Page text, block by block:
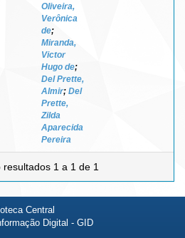
Oliveira,
Verônica
de;
Miranda,
Victor
Hugo de;
Del Prette,
Almir; Del
Prette,
Zilda
Aparecida
Pereira
resultados 1 a 1 de 1
Central
Digital - GID